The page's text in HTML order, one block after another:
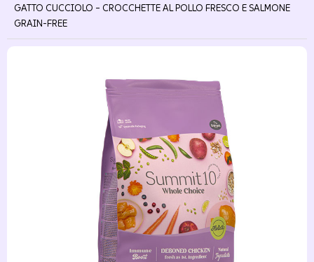
GATTO CUCCIOLO – CROCCHETTE AL POLLO FRESCO E SALMONE
GRAIN-FREE